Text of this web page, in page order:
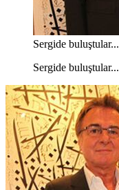
Sergide buluştular...
Sergide buluştular...